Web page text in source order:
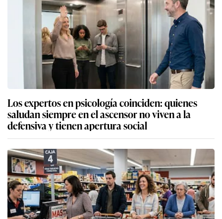
Los expertos en psicología coinciden: quienes
saludan siempre en el ascensor no viven a la
defensiva y tienen apertura social